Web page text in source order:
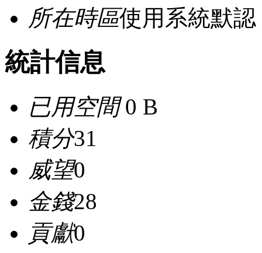
所在時區使用系統默認
統計信息
已用空間0 B
積分31
威望0
金錢28
貢獻0